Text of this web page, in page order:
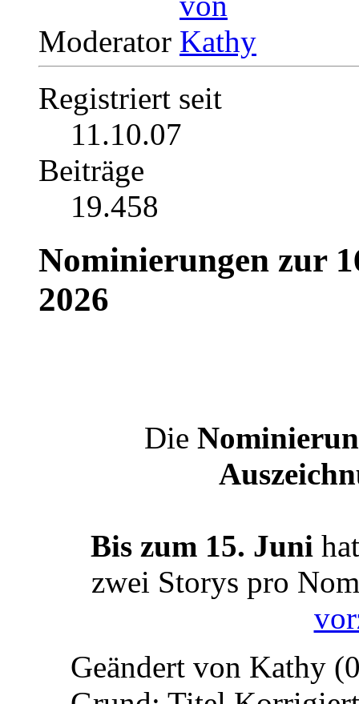
Moderator
Registriert seit
11.10.07
Beiträge
19.458
Nominierungen zur
2026
Die
Bis zum 15. Juni
zwei Storys pro
Geändert von Kathy